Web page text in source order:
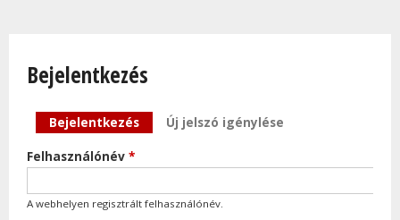
Bejelentkezés
Elsődleges fülek
Bejelentkezés (aktív fül)
Új jelszó igénylése
Felhasználónév *
A webhelyen regisztrált felhasználónév.